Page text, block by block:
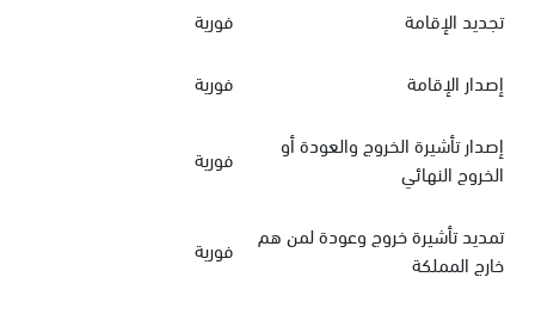
تجديد الإقامة
فورية
إصدار الإقامة
فورية
إصدار تأشيرة الخروج والعودة أو
الخروج النهائي
فورية
تمديد تأشيرة خروج وعودة لمن هم
خارج المملكة
فورية